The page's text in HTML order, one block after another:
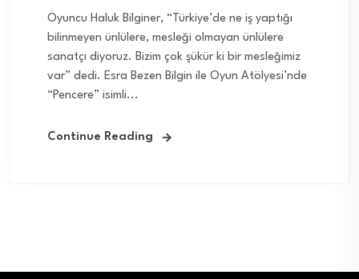
Oyuncu Haluk Bilginer, “Türkiye’de ne iş yaptığı
bilinmeyen ünlülere, mesleği olmayan ünlülere
sanatçı diyoruz. Bizim çok şükür ki bir mesleğimiz
var” dedi. Esra Bezen Bilgin ile Oyun Atölyesi’nde
“Pencere” isimli...
Continue Reading